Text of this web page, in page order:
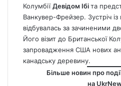
КолумбіїДевідом Ібіта
Ванкувер-Фрейзер. Зустріч із
відбувалась за зачиненими
Його візит до Британської
запровадження США нових
канадську деревину.
Більше новин про
на